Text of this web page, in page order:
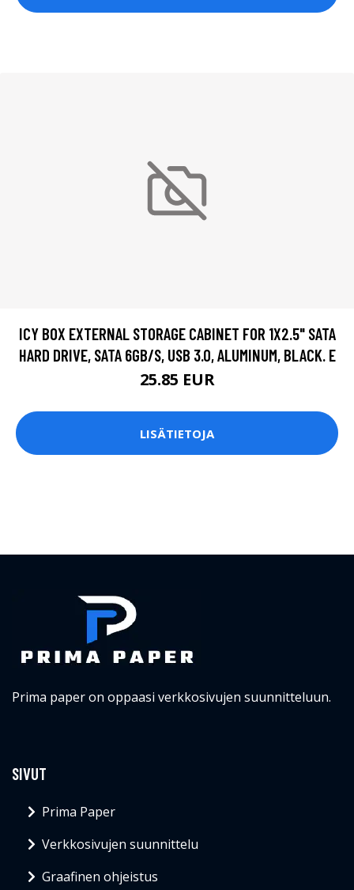
ICY BOX EXTERNAL STORAGE CABINET FOR 1X2.5" SATA
HARD DRIVE, SATA 6GB/S, USB 3.0, ALUMINUM, BLACK. E
25.85 EUR
LISÄTIETOJA
Prima paper on oppaasi verkkosivujen suunnitteluun.
SIVUT
Prima Paper
Verkkosivujen suunnittelu
Graafinen ohjeistus